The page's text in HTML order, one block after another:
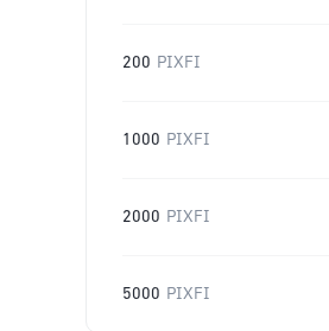
200 PIXFI
1000 PIXFI
2000 PIXFI
5000 PIXFI